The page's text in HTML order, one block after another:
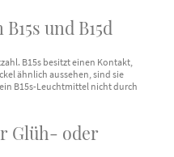
und B15d
B15s besitzt einen Kontakt,
ähnlich aussehen, sind sie
B15s-Leuchtmittel nicht durch
Glüh- oder